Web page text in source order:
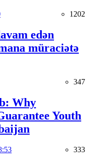
1202
edən
müraciətə
347
Why
Youth
333